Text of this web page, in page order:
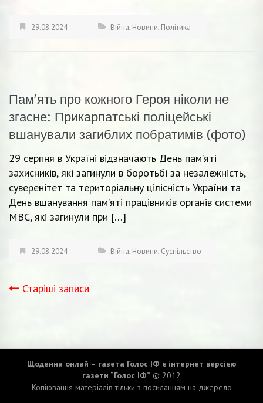
29.08.2024 Війна, Новини, Політика
Пам’ять про кожного Героя ніколи не
згасне: Прикарпатські поліцейські
вшанували загиблих побратимів (фото)
29 серпня в Україні відзначають День пам’яті
захисників, які загинули в боротьбі за незалежність,
суверенітет та територіальну цілісність України та
День вшанування пам’яті працівників органів системи
МВС, які загинули при […]
29.08.2024 Війна, Новини, Суспільство
Навігація
Старіші записи
Щоденна онлай – газета Голос ІФ є інтернет версією
газети “Голос ІФ” © 2012
Копіювання матеріалів тільки з посиланням на джерело